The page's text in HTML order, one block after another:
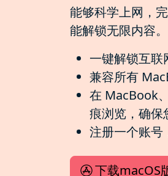
能够科学上网，
能解锁无限内容。
一键解锁互联
兼容所有
在 MacBook
痕浏览，确保
注册一个账号
下载macOS